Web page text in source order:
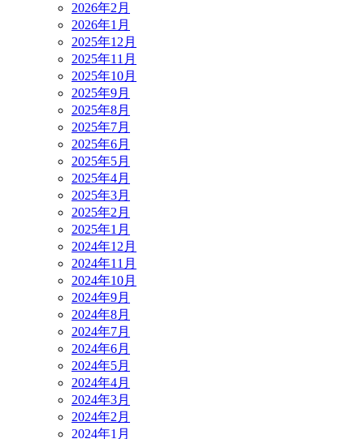
2026年2月
2026年1月
2025年12月
2025年11月
2025年10月
2025年9月
2025年8月
2025年7月
2025年6月
2025年5月
2025年4月
2025年3月
2025年2月
2025年1月
2024年12月
2024年11月
2024年10月
2024年9月
2024年8月
2024年7月
2024年6月
2024年5月
2024年4月
2024年3月
2024年2月
2024年1月